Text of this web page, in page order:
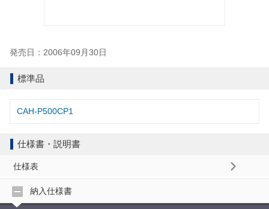
発売日：2006年09月30日
標準品
CAH-P500CP1
仕様書・説明書
仕様表
納入仕様書